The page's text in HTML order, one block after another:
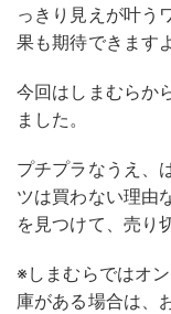
っきり見えが叶う
果も期待できます
今回はしまむらか
ました。
プチプラなうえ、
ツは買わない理由
を見つけて、売り
※しまむらではオ
庫がある場合は、